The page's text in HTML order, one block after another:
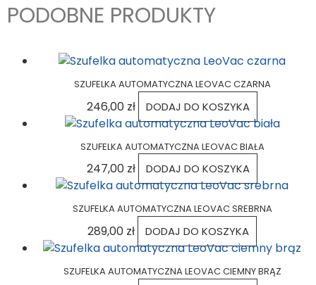
PODOBNE PRODUKTY
SZUFELKA AUTOMATYCZNA LEOVAC CZARNA
246,00 zł DODAJ DO KOSZYKA
SZUFELKA AUTOMATYCZNA LEOVAC BIAŁA
247,00 zł DODAJ DO KOSZYKA
SZUFELKA AUTOMATYCZNA LEOVAC SREBRNA
289,00 zł DODAJ DO KOSZYKA
SZUFELKA AUTOMATYCZNA LEOVAC CIEMNY BRĄZ